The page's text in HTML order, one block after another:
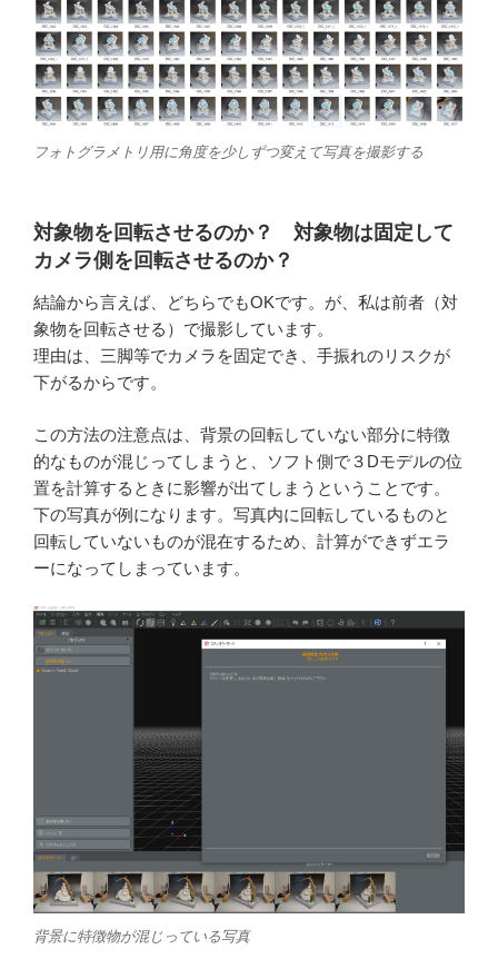
フォトグラメトリ用に角度を少しずつ変えて写真を撮影する
対象物を回転させるのか？ 対象物は固定して
カメラ側を回転させるのか？
結論から言えば、どちらでもOKです。が、私は前者（対
象物を回転させる）で撮影しています。
理由は、三脚等でカメラを固定でき、手振れのリスクが
下がるからです。
この方法の注意点は、背景の回転していない部分に特徴
的なものが混じってしまうと、ソフト側で３Dモデルの位
置を計算するときに影響が出てしまうということです。
下の写真が例になります。写真内に回転しているものと
回転していないものが混在するため、計算ができずエラ
ーになってしまっています。
背景に特徴物が混じっている写真